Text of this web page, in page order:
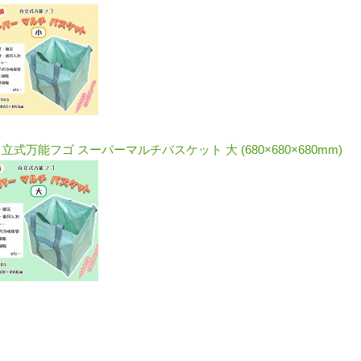
式万能フゴ スーパーマルチバスケット 大 (680×680×680mm)